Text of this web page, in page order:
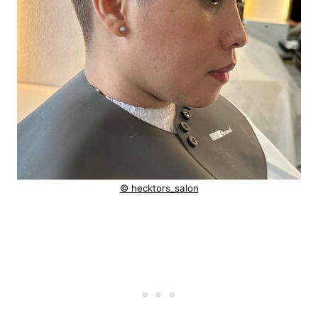
© hecktors_salon